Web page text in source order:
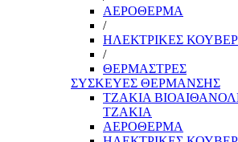
ΑΕΡΟΘΕΡΜΑ
/
ΗΛΕΚΤΡΙΚΕΣ
/
ΘΕΡΜΑΣΤΡΕΣ
ΣΥΣΚΕΥΕΣ ΘΕΡΜΑΝΣΗΣ
ΤΖΑΚΙΑ
ΤΖΑΚΙΑ
ΑΕΡΟΘΕΡΜΑ